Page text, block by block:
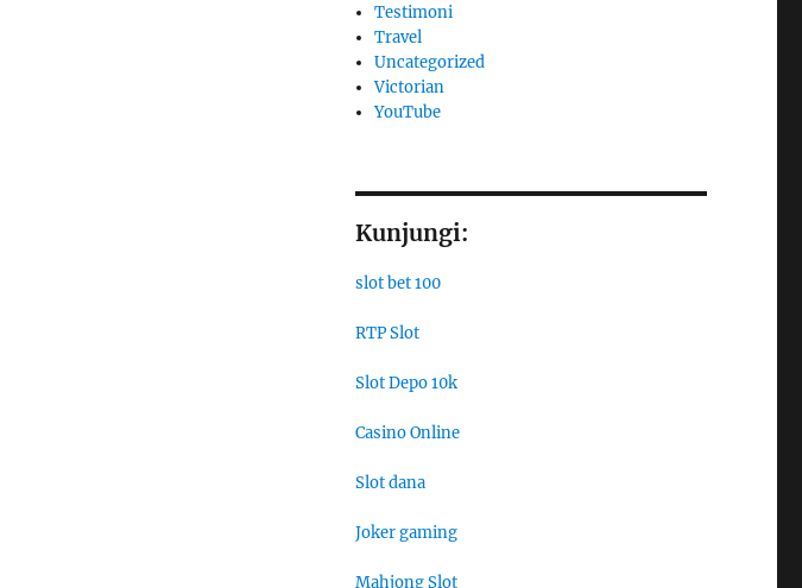
Testimoni
Travel
Uncategorized
Victorian
YouTube
Kunjungi:
slot bet 100
RTP Slot
Slot Depo 10k
Casino Online
Slot dana
Joker gaming
Mahjong Slot